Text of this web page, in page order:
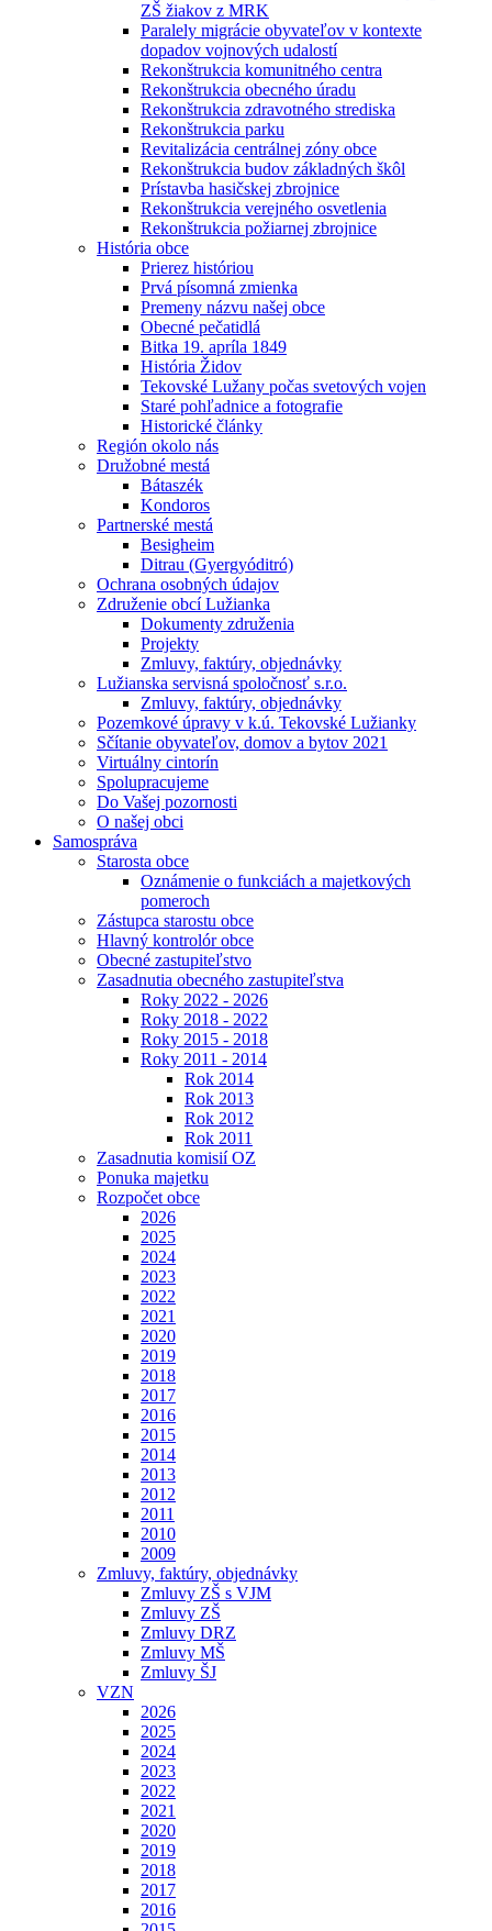
ZŠ žiakov z MRK
Paralely migrácie obyvateľov v kontexte
dopadov vojnových udalostí
Rekonštrukcia komunitného centra
Rekonštrukcia obecného úradu
Rekonštrukcia zdravotného strediska
Rekonštrukcia parku
Revitalizácia centrálnej zóny obce
Rekonštrukcia budov základných škôl
Prístavba hasičskej zbrojnice
Rekonštrukcia verejného osvetlenia
Rekonštrukcia požiarnej zbrojnice
História obce
Prierez históriou
Prvá písomná zmienka
Premeny názvu našej obce
Obecné pečatidlá
Bitka 19. apríla 1849
História Židov
Tekovské Lužany počas svetových vojen
Staré pohľadnice a fotografie
Historické články
Región okolo nás
Družobné mestá
Bátaszék
Kondoros
Partnerské mestá
Besigheim
Ditrau (Gyergyóditró)
Ochrana osobných údajov
Združenie obcí Lužianka
Dokumenty združenia
Projekty
Zmluvy, faktúry, objednávky
Lužianska servisná spoločnosť s.r.o.
Zmluvy, faktúry, objednávky
Pozemkové úpravy v k.ú. Tekovské Lužianky
Sčítanie obyvateľov, domov a bytov 2021
Virtuálny cintorín
Spolupracujeme
Do Vašej pozornosti
O našej obci
Samospráva
Starosta obce
Oznámenie o funkciách a majetkových
pomeroch
Zástupca starostu obce
Hlavný kontrolór obce
Obecné zastupiteľstvo
Zasadnutia obecného zastupiteľstva
Roky 2022 - 2026
Roky 2018 - 2022
Roky 2015 - 2018
Roky 2011 - 2014
Rok 2014
Rok 2013
Rok 2012
Rok 2011
Zasadnutia komisií OZ
Ponuka majetku
Rozpočet obce
2026
2025
2024
2023
2022
2021
2020
2019
2018
2017
2016
2015
2014
2013
2012
2011
2010
2009
Zmluvy, faktúry, objednávky
Zmluvy ZŠ s VJM
Zmluvy ZŠ
Zmluvy DRZ
Zmluvy MŠ
Zmluvy ŠJ
VZN
2026
2025
2024
2023
2022
2021
2020
2019
2018
2017
2016